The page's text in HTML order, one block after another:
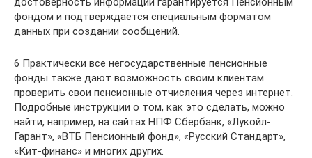
фондом и подтверждается специальным форматом
данных при создании сообщений.
6 Практически все негосударственные пенсионные
фонды также дают возможность своим клиентам
проверить свои пенсионные отчисления через интернет.
Подробные инструкции о том, как это сделать, можно
найти, например, на сайтах НПФ Сбербанк, «Лукойл-
Гарант», «ВТБ Пенсионный фонд», «Русский Стандарт»,
«Кит-финанс» и многих других.